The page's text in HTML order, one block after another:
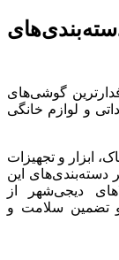
دسته‌بندی‌های
گوشی‌های
و لوازم خانگی
ابزار و تجهیزات
دسته‌بندی‌های این
دیجی‌شهر از
تضمین‌ سلامت و